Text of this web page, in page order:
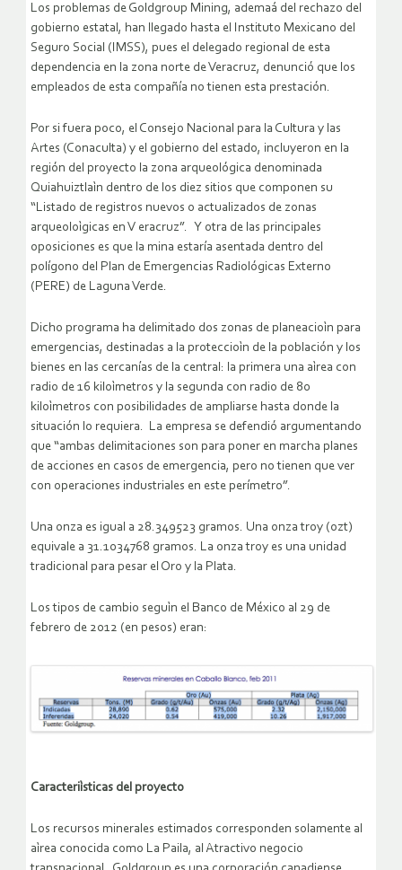
Los problemas de Goldgroup Mining, ademaá del rechazo del
gobierno estatal, han llegado hasta el Instituto Mexicano del
Seguro Social (IMSS), pues el delegado regional de esta
dependencia en la zona norte de Veracruz, denunció que los
empleados de esta compañía no tienen esta prestación.
Por si fuera poco, el Consejo Nacional para la Cultura y las
Artes (Conaculta) y el gobierno del estado, incluyeron en la
región del proyecto la zona arqueológica denominada
Quiahuiztlaìn dentro de los diez sitios que componen su
“Listado de registros nuevos o actualizados de zonas
arqueoloìgicas en V eracruz”. Y otra de las principales
oposiciones es que la mina estaría asentada dentro del
polígono del Plan de Emergencias Radiológicas Externo
(PERE) de Laguna Verde.
Dicho programa ha delimitado dos zonas de planeacioìn para
emergencias, destinadas a la proteccioìn de la población y los
bienes en las cercanías de la central: la primera una aìrea con
radio de 16 kiloìmetros y la segunda con radio de 80
kiloìmetros con posibilidades de ampliarse hasta donde la
situación lo requiera. La empresa se defendió argumentando
que “ambas delimitaciones son para poner en marcha planes
de acciones en casos de emergencia, pero no tienen que ver
con operaciones industriales en este perímetro”.
Una onza es igual a 28.349523 gramos. Una onza troy (ozt)
equivale a 31.1034768 gramos. La onza troy es una unidad
tradicional para pesar el Oro y la Plata.
Los tipos de cambio seguìn el Banco de México al 29 de
febrero de 2012 (en pesos) eran:
Caracteriìsticas del proyecto
Los recursos minerales estimados corresponden solamente al
aìrea conocida como La Paila, al Atractivo negocio